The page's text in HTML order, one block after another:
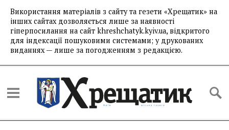
Використання матеріалів з сайту та гезети «Хрещатик» на
інших сайтах дозволяється лише за наявності
гіперпосилання на сайт khreshchatyk.kyiv.ua, відкритого
для індексації пошуковими системами; у друкованих
виданнях — лише за погодженням з редакцією.